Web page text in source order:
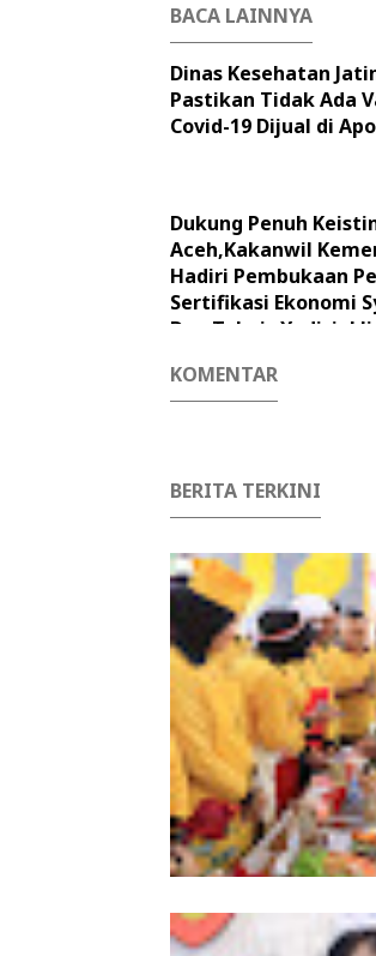
BACA LAINNYA
Dinas Kesehatan
Pastikan Tidak Ada
Covid-19 Dijual di
Dukung Penuh
Aceh,Kakanwil
Hadiri Pembukaan
Sertifikasi Ekonomi
Dan Tehnis Yudisial
KOMENTAR
BERITA TERKINI